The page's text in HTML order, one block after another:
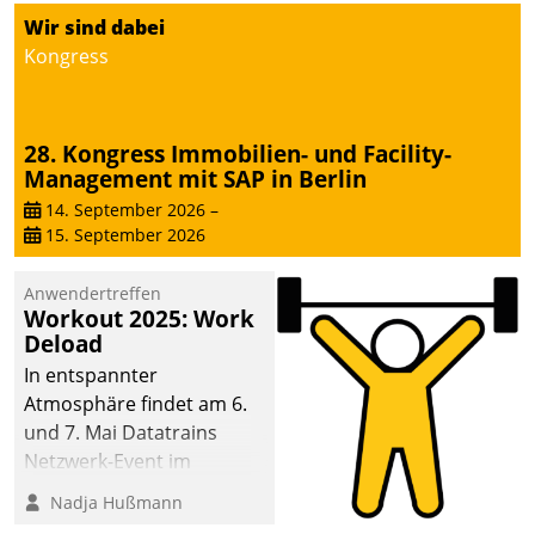
Wir sind dabei
Kongress
28. Kongress Immobilien- und Facility-
Management mit SAP in Berlin
14. September 2026 –
15. September 2026
Anwendertreffen
Workout 2025: Work
Deload
In entspannter
Atmosphäre findet am 6.
und 7. Mai Datatrains
Netzwerk-Event im
Kunden- und Partnerkreis
statt. Zentrale Frage: Wie
Nadja Hußmann